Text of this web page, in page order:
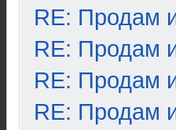
RE: Продам
RE: Продам
RE: Продам
RE: Продам